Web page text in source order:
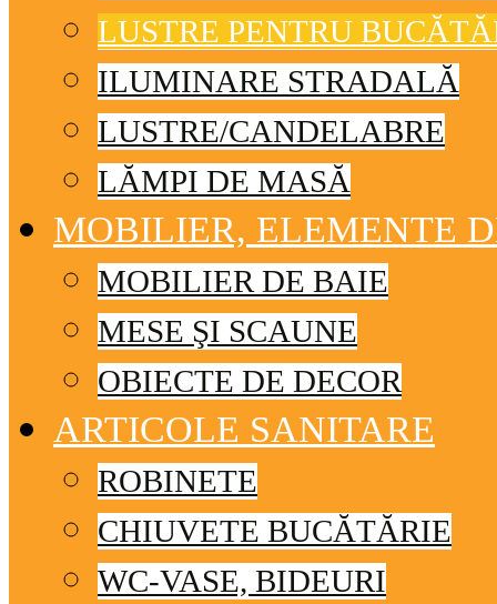
LUSTRE PENTRU
ILUMINARE STRADALĂ
LUSTRE/CANDELABRE
LĂMPI DE MASĂ
MOBILIER, ELEMENTE
MOBILIER DE BAIE
MESE ŞI SCAUNE
OBIECTE DE DECOR
ARTICOLE SANITARE
ROBINETE
CHIUVETE BUCĂTĂRIE
WC-VASE, BIDEURI